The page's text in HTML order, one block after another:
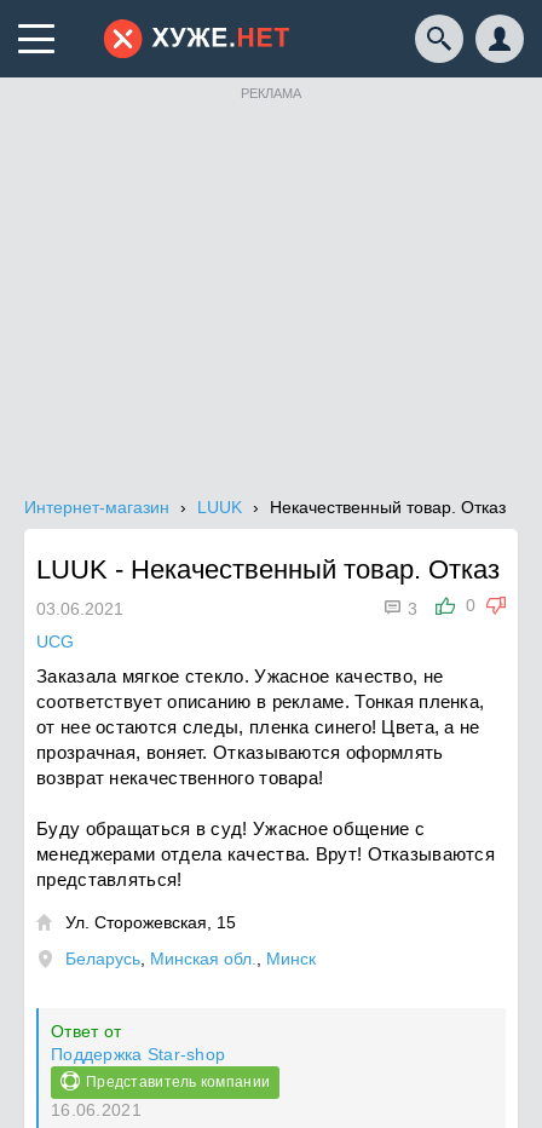
РЕКЛАМА
Интернет-магазин LUUK Некачественный товар. Отказ
LUUK - Некачественный товар. Отказ
0
 3
03.06.2021
UCG
Заказала мягкое стекло. Ужасное качество, не
соответствует описанию в рекламе. Тонкая пленка,
от нее остаются следы, пленка синего! Цвета, а не
прозрачная, воняет. Отказываются оформлять
возврат некачественного товара!
Буду обращаться в суд! Ужасное общение с
менеджерами отдела качества. Врут! Отказываются
представляться!

Ул. Сторожевская, 15
Беларусь Минская обл. Минск
Ответ от
Поддержка Star-shop
Представитель компании
16.06.2021